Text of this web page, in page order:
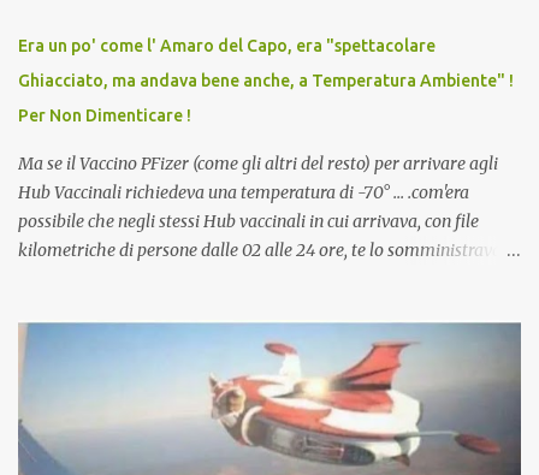
vaccino usato per minacciare i mezzi di sussistenza, il lavoro o la
scuola. Non avevamo mai visto un vaccino che permettesse a un
dodicenne di ignorare il consenso dei genitori. Dopo tutti i vaccini
che abbiamo elencato sopra...
Era un po' come l' Amaro del Capo, era "spettacolare
Ghiacciato, ma andava bene anche, a Temperatura Ambiente" !
Per Non Dimenticare !
Ma se il Vaccino PFizer (come gli altri del resto) per arrivare agli
Hub Vaccinali richiedeva una temperatura di -70° ... .com'era
possibile che negli stessi Hub vaccinali in cui arrivava, con file
kilometriche di persone dalle 02 alle 24 ore, te lo somministravano
Vaccino come: l' Amaro del Capo, era "spettacolare Ghiacciato, ma
andava bene anche, a Temperatura Ambiente"! Riproponiamo
l'articolo per NON Dimenticare!